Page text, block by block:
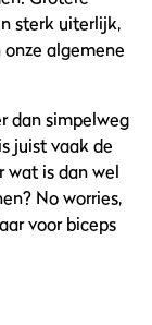
sterk uiterlijk,
algemene
dan simpelweg
juist vaak de
wat is dan wel
No worries,
voor biceps